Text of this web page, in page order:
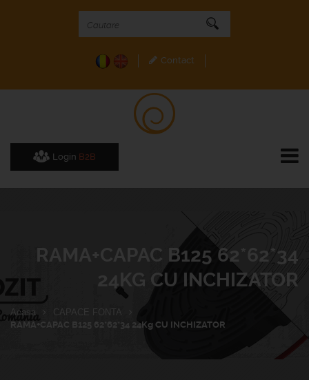
Contact
Login B2B
RAMA+CAPAC B125 62*62*34
24KG CU INCHIZATOR
Acasa
CAPACE FONTA
RAMA+CAPAC B125 62*62*34 24Kg CU INCHIZATOR